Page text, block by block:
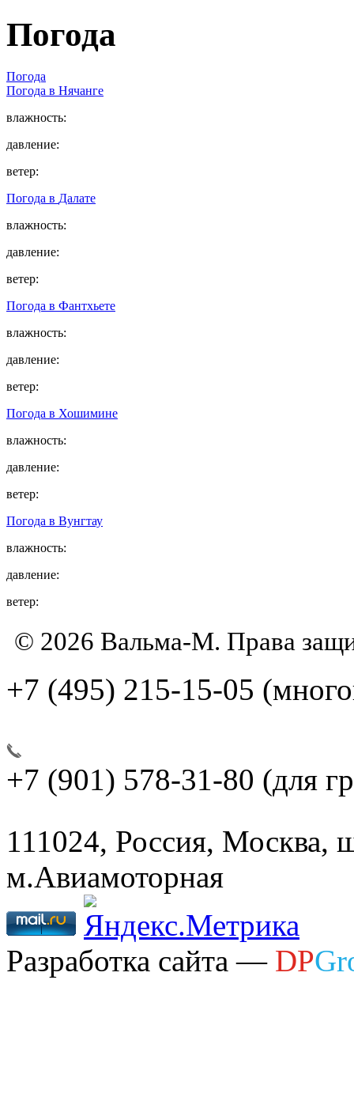
Погода
Погода
Погода в Нячанге
влажность:
давление:
ветер:
Погода в Далате
влажность:
давление:
ветер:
Погода в Фантхьете
влажность:
давление:
ветер:
Погода в Хошимине
влажность:
давление:
ветер:
Погода в Вунгтау
влажность:
давление:
ветер:
© 2026 Вальма-М. Права
+7 (495) 215-15-05
+7 (901) 578-31-80 (для
111024, Россия, Москва,
м.Авиамоторная
Разработка сайта — DP